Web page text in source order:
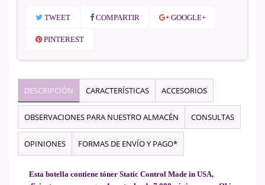
TWEET COMPARTIR GOOGLE+
PINTEREST
DESCRIPCIÓN CARACTERÍSTICAS ACCESORIOS
OBSERVACIONES PARA NUESTRO ALMACÉN CONSULTAS
OPINIONES FORMAS DE ENVÍO Y PAGO*
Esta botella contiene tóner Static Control Made in USA,